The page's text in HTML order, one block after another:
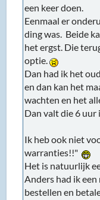
Het is natuurlijk
Anders had ik
bestellen en
gekomen.
En natuurlijk: The
Glorious the
Ben er nu
Ben wel blij dat ik
naar bed. Lekker
stuurhuis.
Voor morgen
wat naslagwerk